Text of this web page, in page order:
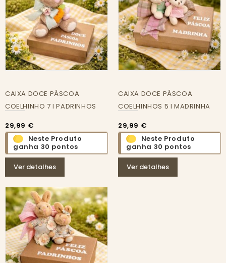
CAIXA DOCE PÁSCOA
COELHINHO 7 I PADRINHOS
29,99 €
Neste Produto
ganha 30 pontos
Ver detalhes
CAIXA DOCE PÁSCOA
COELHINHOS 5 I MADRINHA
29,99 €
Neste Produto
ganha 30 pontos
Ver detalhes